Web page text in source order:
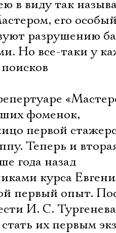
в виду так
его особый
разрушению
Но все-таки у
фоменок,
первой
Теперь и
года назад
курса
первый опыт.
И. С. Тургенева
их первым